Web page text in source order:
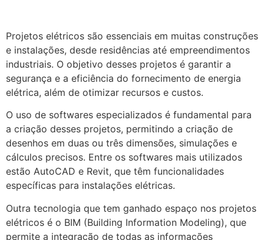
Projetos elétricos são essenciais em muitas construções
e instalações, desde residências até empreendimentos
industriais. O objetivo desses projetos é garantir a
segurança e a eficiência do fornecimento de energia
elétrica, além de otimizar recursos e custos.
O uso de softwares especializados é fundamental para
a criação desses projetos, permitindo a criação de
desenhos em duas ou três dimensões, simulações e
cálculos precisos. Entre os softwares mais utilizados
estão AutoCAD e Revit, que têm funcionalidades
específicas para instalações elétricas.
Outra tecnologia que tem ganhado espaço nos projetos
elétricos é o BIM (Building Information Modeling), que
permite a integração de todas as informações